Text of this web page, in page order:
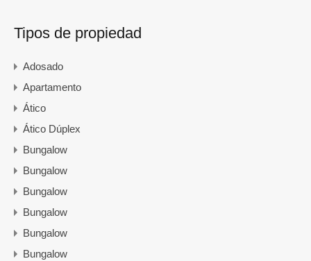
Tipos de propiedad
Adosado
Apartamento
Ático
Ático Dúplex
Bungalow
Bungalow
Bungalow
Bungalow
Bungalow
Bungalow